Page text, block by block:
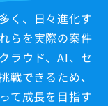
く、日々進化す
らを実際の案件
ラウド、AI、セ
戦できるため、
て成長を目指す